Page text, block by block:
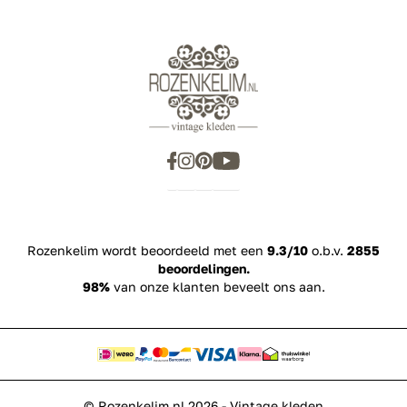
Rozenkelim wordt beoordeeld met een 9.3/10 o.b.v. 2855
beoordelingen.
98%van onze klanten beveelt ons aan.